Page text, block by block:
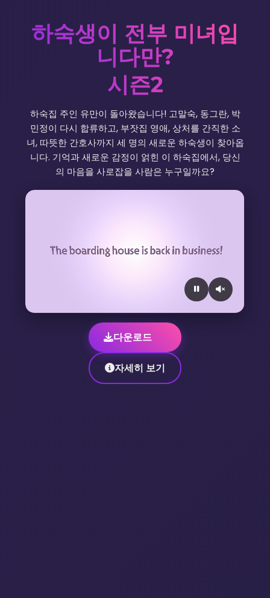
하숙생이 전부 미녀입
니다만?
시즌2
하숙집 주인 유만이 돌아왔습니다! 고말숙, 동그란, 박
민정이 다시 합류하고, 부잣집 영애, 상처를 간직한 소
녀, 따뜻한 간호사까지 세 명의 새로운 하숙생이 찾아옵
니다. 기억과 새로운 감정이 얽힌 이 하숙집에서, 당신
의 마음을 사로잡을 사람은 누구일까요?
다운로드
자세히 보기